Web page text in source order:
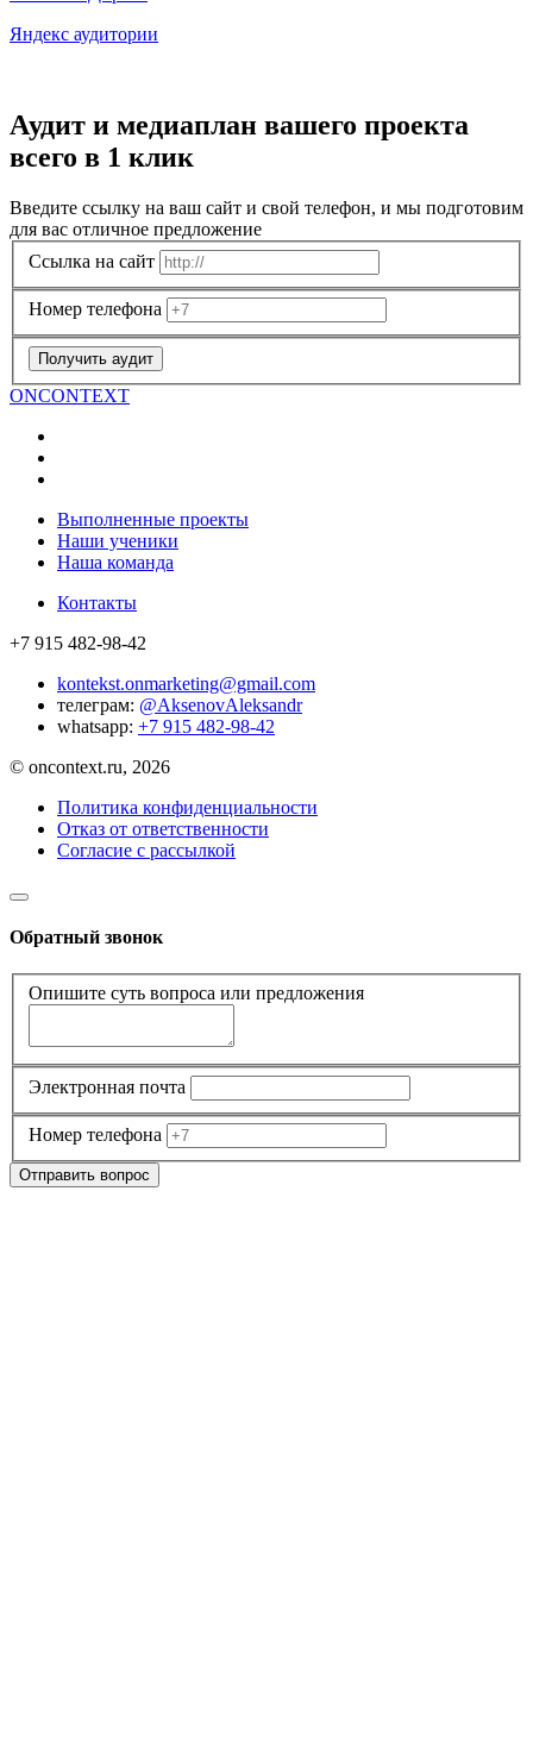
Яндекс аудитории
Аудит и медиаплан вашего проекта
всего в 1 клик
Введите ссылку на ваш сайт и свой телефон, и мы подготовим
для вас отличное предложение
Ссылка на сайт
Номер телефона
Получить аудит
ONCONTEXT
Выполненные проекты
Наши ученики
Наша команда
Контакты
+7 915 482-98-42
kontekst.onmarketing@gmail.com
телеграм: @AksenovAleksandr
whatsapp: +7 915 482-98-42
© oncontext.ru, 2026
Политика конфиденциальности
Отказ от ответственности
Согласие с рассылкой
Обратный звонок
Опишите суть вопроса или предложения
Электронная почта
Номер телефона
Отправить вопрос